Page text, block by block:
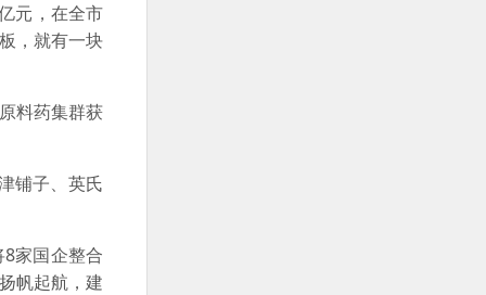
元，在全市
，就有一块
料药集群获
铺子、英氏
家国企整合
帆起航，建